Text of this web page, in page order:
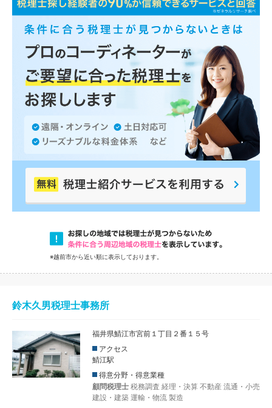
※越前市から近い順に表示しております。
鈴木久男税理士事務所
福井県鯖江市宮前１丁目２番１５号
アクセス
鯖江駅
得意分野・得意業種
顧問税理士 税務調査 経理・決算 不動産 流通・小売
建設・建築 運輸・物流 製造